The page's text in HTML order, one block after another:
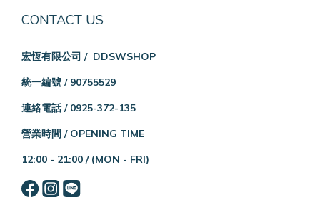
CONTACT US
宏恆有限公司 / DDSWSHOP
統一編號 / 90755529
連絡電話 / 0925-372-135
營業時間 / OPENING TIME
12:00 - 21:00 / (MON - FRI)